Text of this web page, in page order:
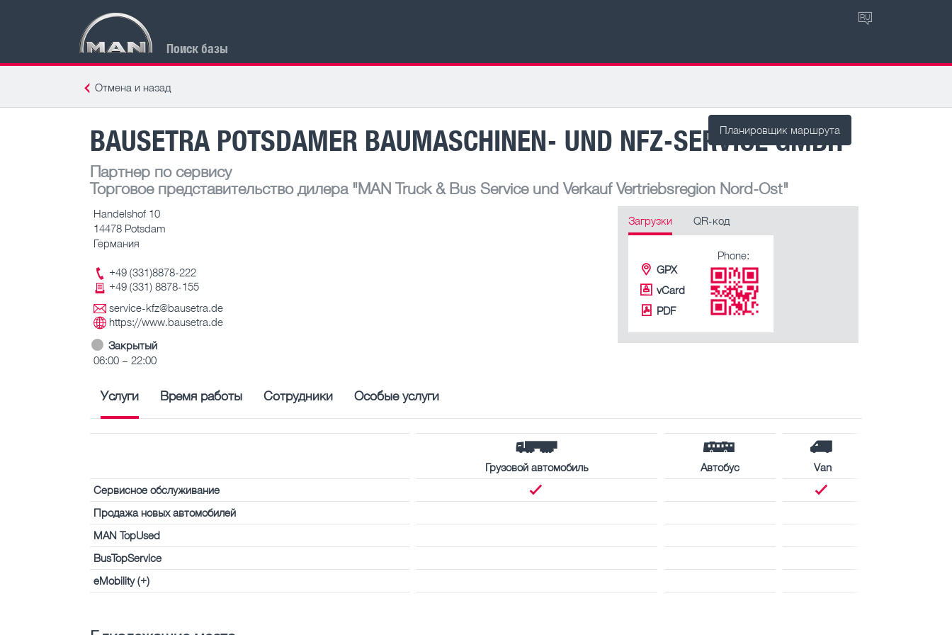
Поиск базы
RU
Отмена и назад
Планировщик маршрута
BAUSETRA POTSDAMER BAUMASCHINEN- UND NFZ-SERVICE GMBH
Партнер по сервису
Торговое представительство дилера"MAN Truck & Bus Service und Verkauf Vertriebsregion Nord-Ost"
Handelshof 10
14478 Potsdam
Германия
+49 (331)8878-222
+49 (331) 8878-155
service-kfz@bausetra.de
https://www.bausetra.de
Закрытый
06:00 – 22:00
Загрузки QR-код
GPX
vCard
PDF
Phone:
Услуги Время работы Сотрудники Особые услуги
Грузовой автомобиль Автобус
Van
Сервисное обслуживание
Продажа новых автомобилей
MAN TopUsed
BusTopService
eMobility (+)